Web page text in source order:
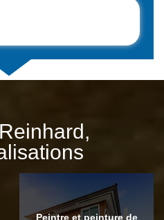
Peintre et peinture de